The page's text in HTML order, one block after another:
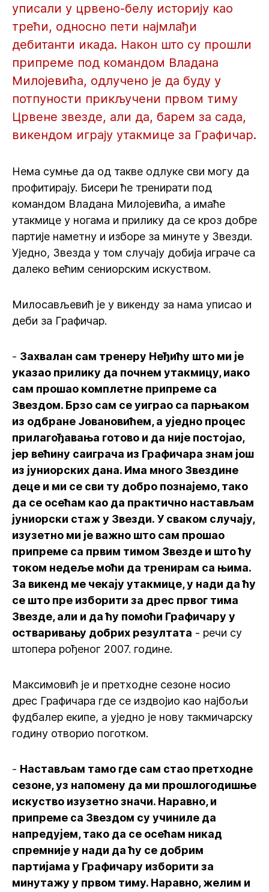
уписали у црвено-белу историју као
трећи, односно пети најмлађи
дебитанти икада. Након што су прошли
припреме под командом Владана
Милојевића, одлучено је да буду у
потпуности прикључени првом тиму
Црвене звезде, али да, барем за сада,
викендом играју утакмице за Графичар.
Нема сумње да од такве одлуке сви могу да
профитирају. Бисери ће тренирати под
командом Владана Милојевића, а имаће
утакмице у ногама и прилику да се кроз добре
партије наметну и изборе за минуте у Звезди.
Уједно, Звезда у том случају добија играче са
далеко већим сениорским искуством.
Милосављевић је у викенду за нама уписао и
деби за Графичар.
- Захвалан сам тренеру Неђићу што ми је
указао прилику да почнем утакмицу, иако
сам прошао комплетне припреме са
Звездом. Брзо сам се уиграо са парњаком
из одбране Јовановићем, а уједно процес
прилагођавања готово и да није постојао,
јер већину саиграча из Графичара знам још
из јуниорских дана. Има много Звездине
деце и ми се сви ту добро познајемо, тако
да се осећам као да практично настављам
јуниорски стаж у Звезди. У сваком случају,
изузетно ми је важно што сам прошао
припреме са првим тимом Звезде и што ћу
током недеље моћи да тренирам са њима.
За викенд ме чекају утакмице, у нади да ћу
се што пре изборити за дрес првог тима
Звезде, али и да ћу помоћи Графичару у
остваривању добрих резултата - речи су
штопера рођеног 2007. године.
Максимовић је и претходне сезоне носио
дрес Графичара где се издвојио као најбољи
фудбалер екипе, а уједно је нову такмичарску
годину отворио поготком.
- Настављам тамо где сам стао претходне
сезоне, уз напомену да ми прошлогодишње
искуство изузетно значи. Наравно, и
припреме са Звездом су учиниле да
напредујем, тако да се осећам никад
спремније у нади да ћу се добрим
партијама у Графичару изборити за
минутажу у првом тиму. Наравно, желим и